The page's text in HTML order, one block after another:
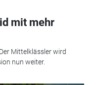
mit mehr
Mittelklässler wird
nun weiter.